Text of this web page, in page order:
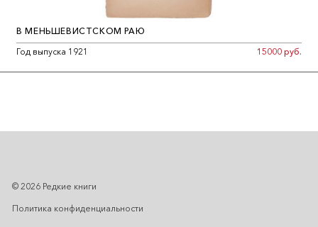
В МЕНЬШЕВИСТСКОМ РАЮ
Год выпуска 1921
15000 руб.
© 2026 Редкие книги
Политика конфиденциальности